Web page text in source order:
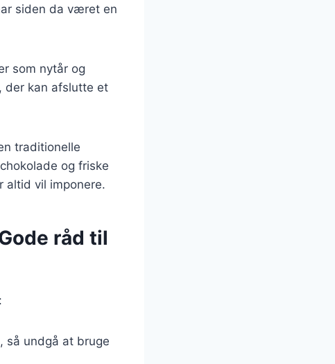
siden da været en
som nytår og
der kan afslutte et
traditionelle
og friske
vil imponere.
råd til
så undgå at bruge